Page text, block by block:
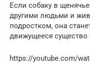
Если собаку в
другими людьми и
подростком, она
движущееся существо
https://youtube.com/